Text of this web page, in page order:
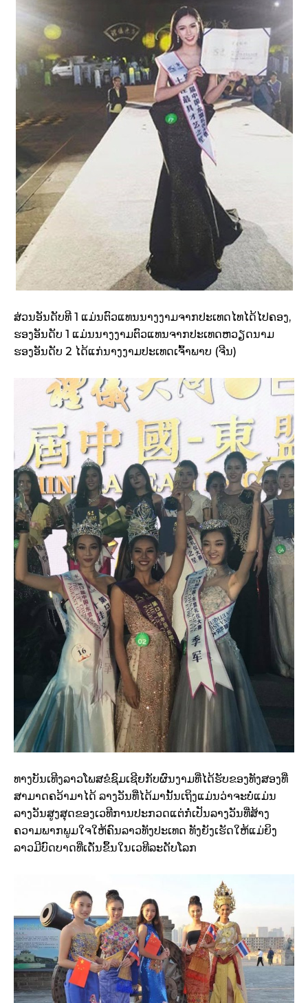
ສ່ວນອັນດັບທີ 1 ແມ່ນຕົວແທນນາງງາມຈາກປະເທດໄທໄດ້ໄປຄອງ,
ຮອງອັນດັບ 1 ແມ່ນນາງງາມຕົວແທນຈາກປະເທດຫວຽດນາມ
ຮອງອັນດັບ 2 ໄດ້ແກ່ນາງງາມປະເທດເຈົ້າພາບ (ຈີນ)
ທາງບັນເທີງລາວໂພສຂໍຊົມເຊີຍກັບຜົນງາມທີ່ໄດ້ຮັບຂອງທັງສອງທີ່
ສາມາດຄວ້າມາໄດ້ ລາງວັນທີ່ໄດ້ມານັ້ນເຖິງແມ່ນວ່າຈະບໍ່ແມ່ນ
ລາງວັນສູງສຸດຂອງເວທີການປະກວດແຕ່ກໍ່ເປັນລາງວັນທີ່ສ້າງ
ຄວາມພາກພູມໃຈໃຫ້ຄົນລາວທັງປະເທດ ທັງຍັງເຮັດໃຫ້ແມ່ຍິງ
ລາວມີບົດບາດທີ່ເດັ່ນຂຶ້ນໃນເວທີລະດັບໂລກ